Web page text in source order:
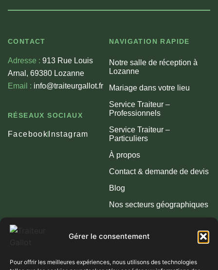
Gérer le consentement
Pour offrir les meilleures expériences, nous utilisons des technologies
CONTACT
Adresse : 913 Rue Louis
Arnal, 69380 Lozanne
Email : info@traiteurgallot.fr
RÉSEAUX SOCIAUX
Facebook Instagram
NAVIGATION RAPIDE
Notre salle de réception à
Lozanne
Mariage dans votre lieu
Service Traiteur –
Professionnels
Service Traiteur –
Particuliers
À propos
Contact & demande de devis
Blog
Nos secteurs géographiques
D’INTERVENTION